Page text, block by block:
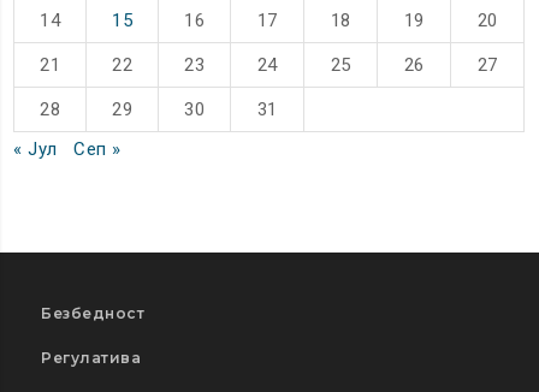
14 15 16 17 18 19 20
21 22 23 24 25 26 27
28 29 30
31
« Јул
Сеп »
Безбедност
Регулатива